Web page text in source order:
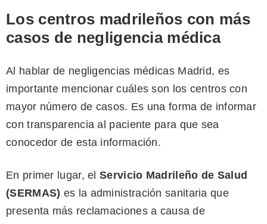
Los centros madrileños con más
casos de negligencia médica
Al hablar de negligencias médicas Madrid, es
importante mencionar cuáles son los centros con
mayor número de casos. Es una forma de informar
con transparencia al paciente para que sea
conocedor de esta información.
En primer lugar, el Servicio Madrileño de Salud
(SERMAS) es la administración sanitaria que
presenta más reclamaciones a causa de